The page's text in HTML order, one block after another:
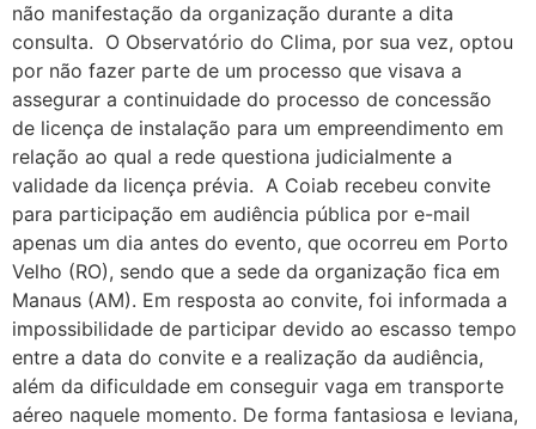
não manifestação da organização durante a dita
consulta. O Observatório do Clima, por sua vez, optou
por não fazer parte de um processo que visava a
assegurar a continuidade do processo de concessão
de licença de instalação para um empreendimento em
relação ao qual a rede questiona judicialmente a
validade da licença prévia. A Coiab recebeu convite
para participação em audiência pública por e-mail
apenas um dia antes do evento, que ocorreu em Porto
Velho (RO), sendo que a sede da organização fica em
Manaus (AM). Em resposta ao convite, foi informada a
impossibilidade de participar devido ao escasso tempo
entre a data do convite e a realização da audiência,
além da dificuldade em conseguir vaga em transporte
aéreo naquele momento. De forma fantasiosa e leviana,